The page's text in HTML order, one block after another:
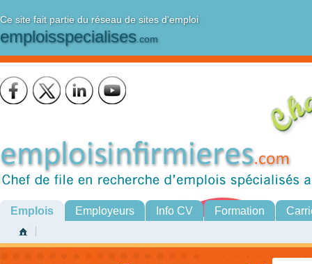
Ce site fait partie du réseau de sites d'emploi
emploisspecialises.com
Emplois Employeurs Info CV Formation